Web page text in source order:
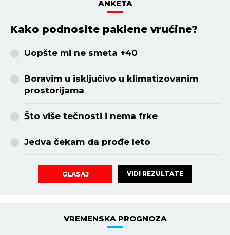
ANKETA
Kako podnosite paklene vrućine?
Uopšte mi ne smeta +40
Boravim u isključivo u klimatizovanim
prostorijama
Što više tečnosti i nema frke
Jedva čekam da prođe leto
GLASAJ VIDI REZULTATE
VREMENSKA PROGNOZA